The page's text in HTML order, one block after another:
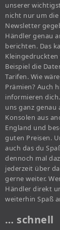
unserer
nicht nur um die
Newsletter
Händler genau
berichten. Das
Beispiel die
Tarifen. Wie
Prämien? Auch
informieren
uns ganz genau
Konsolen aus
England und
guten Preisen.
auch das du
dennoch mal
jederzeit über
gerne weiter.
Händler direkt
weiterhin Spaß
… schnell